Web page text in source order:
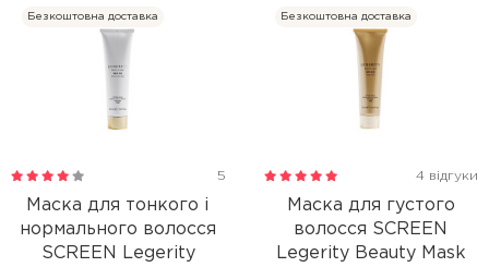
Безкоштовна доставка
5
Маска для тонкого і
нормального волосся
SCREEN Legerity
Безкоштовна доставка
4 відгуки
Маска для густого
волосся SCREEN
Legerity Beauty Mask